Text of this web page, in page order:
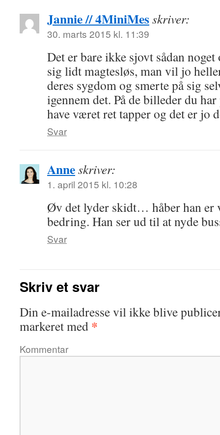
Jannie // 4MiniMesskriver:
30. marts 2015 kl. 11:39
Det er bare ikke sjovt sådan
sig lidt magtesløs, man vil jo
deres sygdom og smerte på sig
igennem det. På de billeder du
have været ret tapper og det er jo
Svar
Anneskriver:
1. april 2015 kl. 10:28
Øv det lyder skidt… håber han er
bedring. Han ser ud til at nyde
Svar
Skriv et svar
Din e-mailadresse vil ikke blive
markeret med *
Kommentar